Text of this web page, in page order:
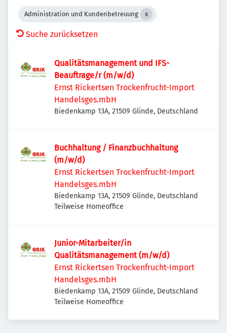
Administration und Kundenbetreuung
Suche zurücksetzen
Qualitätsmanagement und IFS-
Beauftrage/r (m/w/d)
Ernst Rickertsen Trockenfrucht-Import
Handelsges.mbH
Biedenkamp 13A, 21509 Glinde, Deutschland
Buchhaltung / Finanzbuchhaltung
(m/w/d)
Ernst Rickertsen Trockenfrucht-Import
Handelsges.mbH
Biedenkamp 13A, 21509 Glinde, Deutschland
Teilweise Homeoffice
Junior-Mitarbeiter/in
Qualitätsmanagement (m/w/d)
Ernst Rickertsen Trockenfrucht-Import
Handelsges.mbH
Biedenkamp 13A, 21509 Glinde, Deutschland
Teilweise Homeoffice